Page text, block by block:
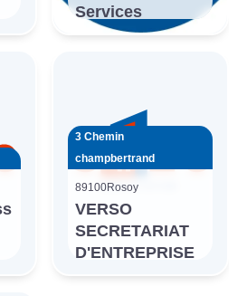
Services
3 Chemin
champbertrand
89100Rosoy
VERSO
SECRETARIAT
D'ENTREPRISE